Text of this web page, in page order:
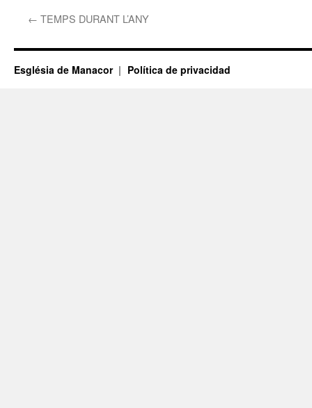
← TEMPS DURANT L’ANY
Església de Manacor Política de privacidad